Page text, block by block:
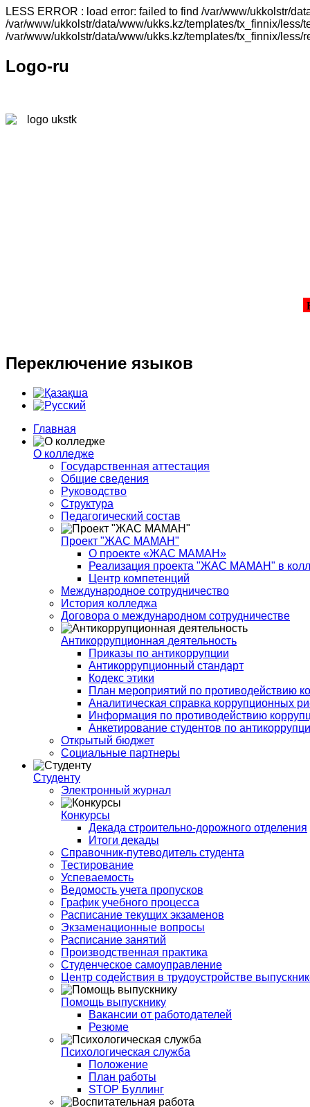
LESS ERROR : load error: failed to find /var/www/ukkolstr/
/var/www/ukkolstr/data/www/ukks.kz/templates/tx_finnix/
/var/www/ukkolstr/data/www/ukks.kz/templates/tx_finnix/less/
Logo-ru
Переключение языков
Главная
О колледже
Государственная аттестация
Общие сведения
Руководство
Структура
Педагогический состав
Проект "ЖАС МАМАН"
О проекте «ЖАС МАМАН»
Реализация проекта "ЖАС МАМАН" в
Центр компетенций
Международное сотрудничество
История колледжа
Договора о международном сотрудничестве
Антикоррупционная деятельность
Приказы по антикоррупции
Антикоррупционный стандарт
Кодекс этики
План мероприятий по противодействию
Аналитическая справка коррупционных
Информация по противодействию
Анкетирование студентов по
Открытый бюджет
Социальные партнеры
Студенту
Электронный журнал
Конкурсы
Декада строительно-дорожного отделения
Итоги декады
Справочник-путеводитель студента
Тестирование
Успеваемость
Ведомость учета пропусков
График учебного процесса
Расписание текущих экзаменов
Экзаменационные вопросы
Расписание занятий
Производственная практика
Студенческое самоуправление
Центр содействия в трудоустройстве
Помощь выпускнику
Вакансии от работодателей
Резюме
Психологическая служба
Положение
План работы
STOP Буллинг